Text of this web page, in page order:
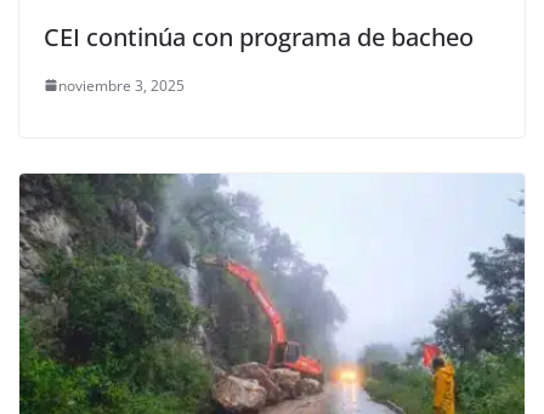
CEI continúa con programa de bacheo
noviembre 3, 2025